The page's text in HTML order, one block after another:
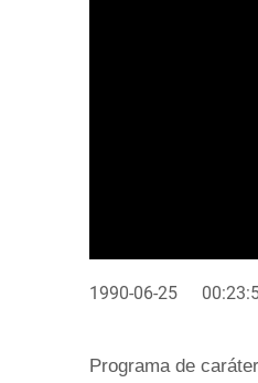
1990-06-25
Programa de